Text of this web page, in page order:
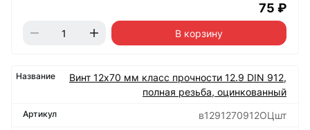
75 ₽
В корзину
Винт 12х70 мм класс прочности 12.9 DIN 912,
полная резьба, оцинкованный
в1291270912ОЦшт